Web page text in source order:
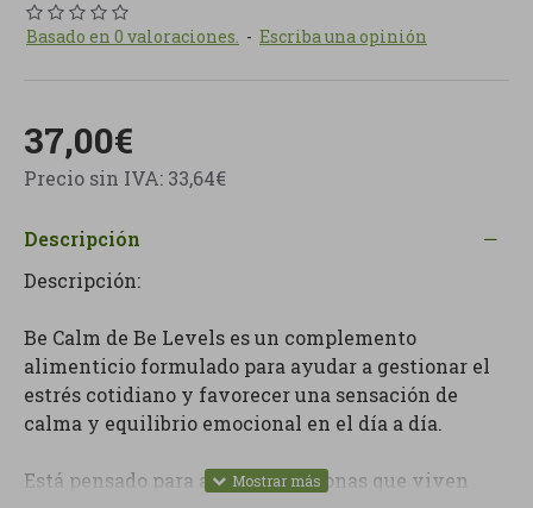
Basado en 0 valoraciones. - Escriba una opinión
37,00€
Precio sin IVA: 33,64€
Descripción
Descripción:
Be Calm de Be Levels es un complemento
alimenticio formulado para ayudar a gestionar el
estrés cotidiano y favorecer una sensación de
calma y equilibrio emocional en el día a día.
Está pensado para aquellas personas que viven